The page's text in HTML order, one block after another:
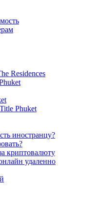
Residences
Phuket
иностранцу?
криптовалюту
удаленно